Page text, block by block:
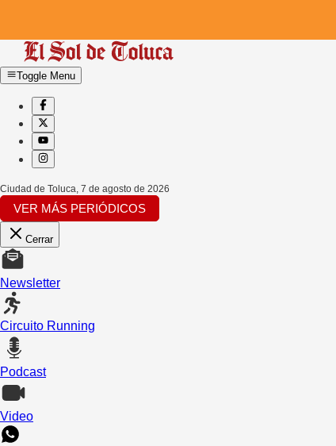
Toggle Menu
Ciudad de Toluca 7 de agosto de 2026
VER MÁS PERIÓDICOS
Cerrar
Newsletter
Circuito Running
Podcast
Video